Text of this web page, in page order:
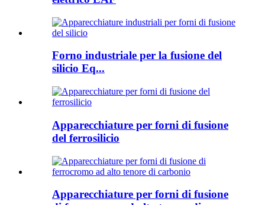
Forno industriale per la fusione del
silicio Eq...
Apparecchiature per forni di fusione
del ferrosilicio
Apparecchiature per forni di fusione